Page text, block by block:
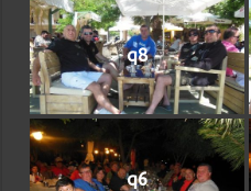
q8
q6